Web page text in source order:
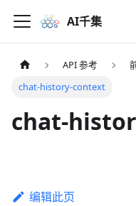
AI千集
API 参考
chat-history-context
chat-
编辑此页